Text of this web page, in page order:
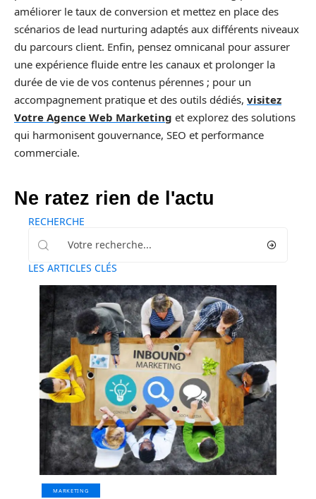
améliorer le taux de conversion et mettez en place des
scénarios de lead nurturing adaptés aux différents niveaux
du parcours client. Enfin, pensez omnicanal pour assurer
une expérience fluide entre les canaux et prolonger la
durée de vie de vos contenus pérennes ; pour un
accompagnement pratique et des outils dédiés, visitez
Votre Agence Web Marketing et explorez des solutions
qui harmonisent gouvernance, SEO et performance
commerciale.
Ne ratez rien de l'actu
RECHERCHE
LES ARTICLES CLÉS
MARKETING